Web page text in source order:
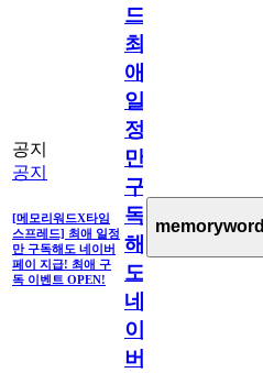
공지
공지
[메모리워드X타임
스프레드] 최애 일정
만 구독해도 네이버
페이 지급! 최애 구
독 이벤트 OPEN!
드]
최
애
일
정
만
구
독
해
도
네
이
버
memoryword